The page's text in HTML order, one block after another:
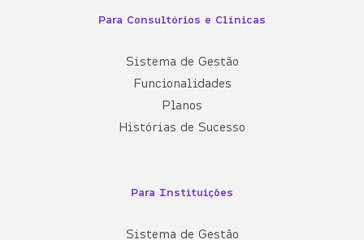
Para Consultórios e Clínicas
Sistema de Gestão
Funcionalidades
Planos
Histórias de Sucesso
Para Instituições
Sistema de Gestão